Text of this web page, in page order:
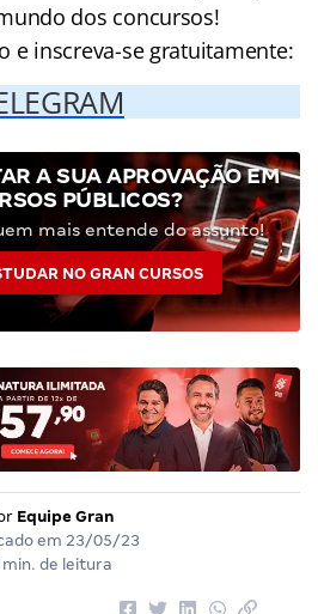
dos concursos!
e inscreva-se gratuitamente:
A SUA APROVAÇÃO EM
PÚBLICOS?
mais entende do assunto!
NO GRAN CURSOS
Equipe Gran
em 23/05/23
min. de leitura